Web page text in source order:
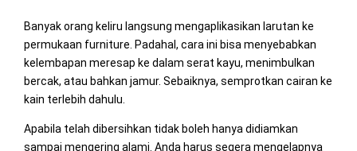
Banyak orang keliru langsung mengaplikasikan larutan ke
permukaan furniture. Padahal, cara ini bisa menyebabkan
kelembapan meresap ke dalam serat kayu, menimbulkan
bercak, atau bahkan jamur. Sebaiknya, semprotkan cairan ke
kain terlebih dahulu.
Apabila telah dibersihkan tidak boleh hanya didiamkan
sampai mengering alami. Anda harus segera mengelapnya